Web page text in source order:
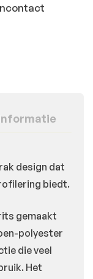
design dat
biedt.
gemaakt
polyester
die veel
Het